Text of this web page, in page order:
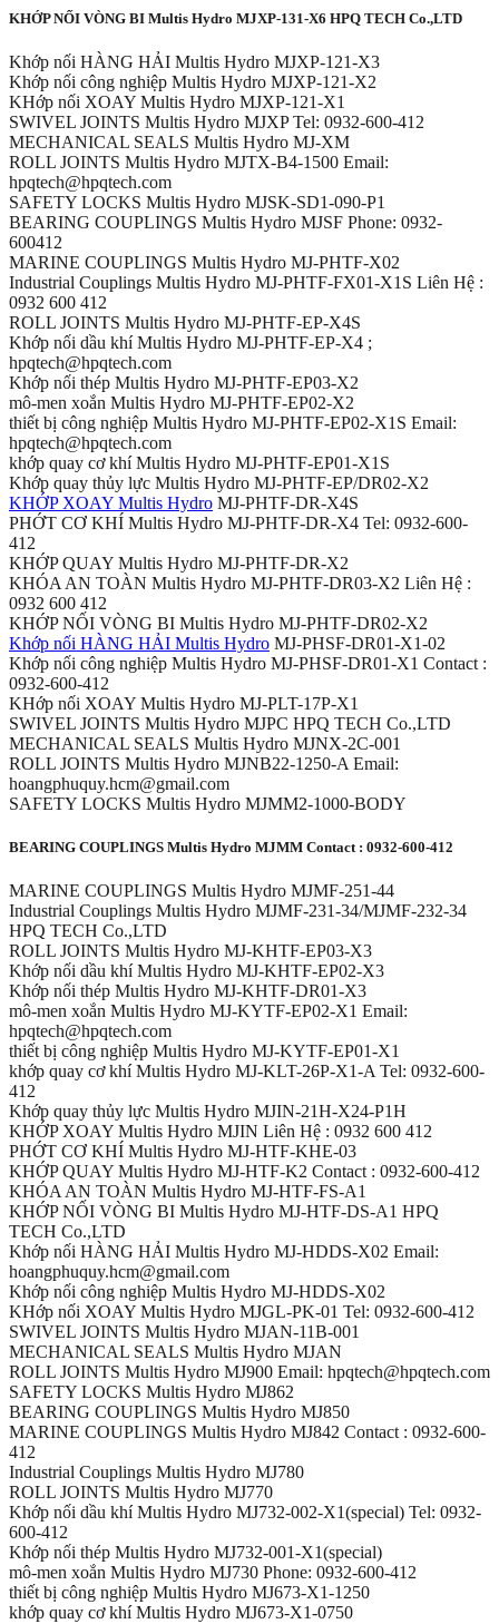
KHỚP NỐI VÒNG BI Multis Hydro MJXP-131-X6 HPQ TECH Co.,LTD
Khớp nối HÀNG HẢI Multis Hydro MJXP-121-X3
Khớp nối công nghiệp Multis Hydro MJXP-121-X2
KHớp nối XOAY Multis Hydro MJXP-121-X1
SWIVEL JOINTS Multis Hydro MJXP Tel: 0932-600-412
MECHANICAL SEALS Multis Hydro MJ-XM
ROLL JOINTS Multis Hydro MJTX-B4-1500 Email:
hpqtech@hpqtech.com
SAFETY LOCKS Multis Hydro MJSK-SD1-090-P1
BEARING COUPLINGS Multis Hydro MJSF Phone: 0932-
600412
MARINE COUPLINGS Multis Hydro MJ-PHTF-X02
Industrial Couplings Multis Hydro MJ-PHTF-FX01-X1S Liên Hệ :
0932 600 412
ROLL JOINTS Multis Hydro MJ-PHTF-EP-X4S
Khớp nối dầu khí Multis Hydro MJ-PHTF-EP-X4 ;
hpqtech@hpqtech.com
Khớp nối thép Multis Hydro MJ-PHTF-EP03-X2
mô-men xoắn Multis Hydro MJ-PHTF-EP02-X2
thiết bị công nghiệp Multis Hydro MJ-PHTF-EP02-X1S Email:
hpqtech@hpqtech.com
khớp quay cơ khí Multis Hydro MJ-PHTF-EP01-X1S
Khớp quay thủy lực Multis Hydro MJ-PHTF-EP/DR02-X2
KHỚP XOAY Multis Hydro MJ-PHTF-DR-X4S
PHỚT CƠ KHÍ Multis Hydro MJ-PHTF-DR-X4 Tel: 0932-600-
412
KHỚP QUAY Multis Hydro MJ-PHTF-DR-X2
KHÓA AN TOÀN Multis Hydro MJ-PHTF-DR03-X2 Liên Hệ :
0932 600 412
KHỚP NỐI VÒNG BI Multis Hydro MJ-PHTF-DR02-X2
Khớp nối HÀNG HẢI Multis Hydro MJ-PHSF-DR01-X1-02
Khớp nối công nghiệp Multis Hydro MJ-PHSF-DR01-X1 Contact :
0932-600-412
KHớp nối XOAY Multis Hydro MJ-PLT-17P-X1
SWIVEL JOINTS Multis Hydro MJPC HPQ TECH Co.,LTD
MECHANICAL SEALS Multis Hydro MJNX-2C-001
ROLL JOINTS Multis Hydro MJNB22-1250-A Email:
hoangphuquy.hcm@gmail.com
SAFETY LOCKS Multis Hydro MJMM2-1000-BODY
BEARING COUPLINGS Multis Hydro MJMM Contact : 0932-600-412
MARINE COUPLINGS Multis Hydro MJMF-251-44
Industrial Couplings Multis Hydro MJMF-231-34/MJMF-232-34
HPQ TECH Co.,LTD
ROLL JOINTS Multis Hydro MJ-KHTF-EP03-X3
Khớp nối dầu khí Multis Hydro MJ-KHTF-EP02-X3
Khớp nối thép Multis Hydro MJ-KHTF-DR01-X3
mô-men xoắn Multis Hydro MJ-KYTF-EP02-X1 Email:
hpqtech@hpqtech.com
thiết bị công nghiệp Multis Hydro MJ-KYTF-EP01-X1
khớp quay cơ khí Multis Hydro MJ-KLT-26P-X1-A Tel: 0932-600-
412
Khớp quay thủy lực Multis Hydro MJIN-21H-X24-P1H
KHỚP XOAY Multis Hydro MJIN Liên Hệ : 0932 600 412
PHỚT CƠ KHÍ Multis Hydro MJ-HTF-KHE-03
KHỚP QUAY Multis Hydro MJ-HTF-K2 Contact : 0932-600-412
KHÓA AN TOÀN Multis Hydro MJ-HTF-FS-A1
KHỚP NỐI VÒNG BI Multis Hydro MJ-HTF-DS-A1 HPQ
TECH Co.,LTD
Khớp nối HÀNG HẢI Multis Hydro MJ-HDDS-X02 Email:
hoangphuquy.hcm@gmail.com
Khớp nối công nghiệp Multis Hydro MJ-HDDS-X02
KHớp nối XOAY Multis Hydro MJGL-PK-01 Tel: 0932-600-412
SWIVEL JOINTS Multis Hydro MJAN-11B-001
MECHANICAL SEALS Multis Hydro MJAN
ROLL JOINTS Multis Hydro MJ900 Email: hpqtech@hpqtech.com
SAFETY LOCKS Multis Hydro MJ862
BEARING COUPLINGS Multis Hydro MJ850
MARINE COUPLINGS Multis Hydro MJ842 Contact : 0932-600-
412
Industrial Couplings Multis Hydro MJ780
ROLL JOINTS Multis Hydro MJ770
Khớp nối dầu khí Multis Hydro MJ732-002-X1(special) Tel: 0932-
600-412
Khớp nối thép Multis Hydro MJ732-001-X1(special)
mô-men xoắn Multis Hydro MJ730 Phone: 0932-600-412
thiết bị công nghiệp Multis Hydro MJ673-X1-1250
khớp quay cơ khí Multis Hydro MJ673-X1-0750